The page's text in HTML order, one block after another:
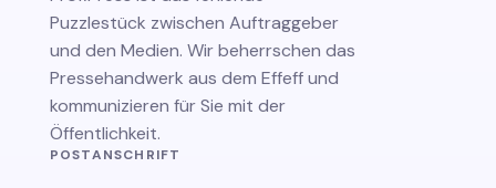
Puzzlestück zwischen Auftraggeber
und den Medien. Wir beherrschen das
Pressehandwerk aus dem Effeff und
kommunizieren für Sie mit der
Öffentlichkeit.
POSTANSCHRIFT